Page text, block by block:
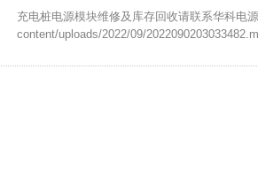
充电桩电源模块维修及库存回收请联系华科电
content/uploads/2022/09/